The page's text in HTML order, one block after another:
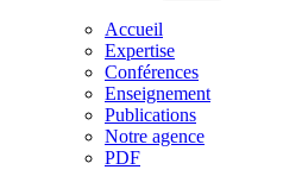
Accueil
Expertise
Conférences
Enseignement
Publications
Notre agence
PDF